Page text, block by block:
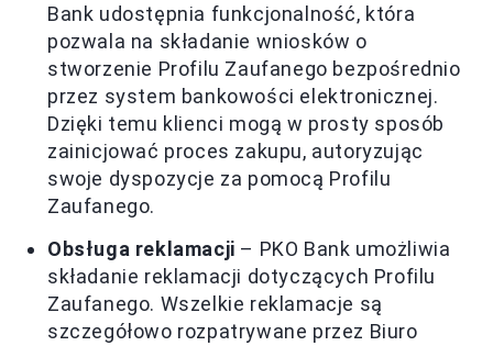
Bank udostępnia funkcjonalność, która
pozwala na składanie wniosków o
stworzenie Profilu Zaufanego bezpośrednio
przez system bankowości elektronicznej.
Dzięki temu klienci mogą w prosty sposób
zainicjować proces zakupu, autoryzując
swoje dyspozycje za pomocą Profilu
Zaufanego.
Obsługa reklamacji – PKO Bank umożliwia
składanie reklamacji dotyczących Profilu
Zaufanego. Wszelkie reklamacje są
szczegółowo rozpatrywane przez Biuro